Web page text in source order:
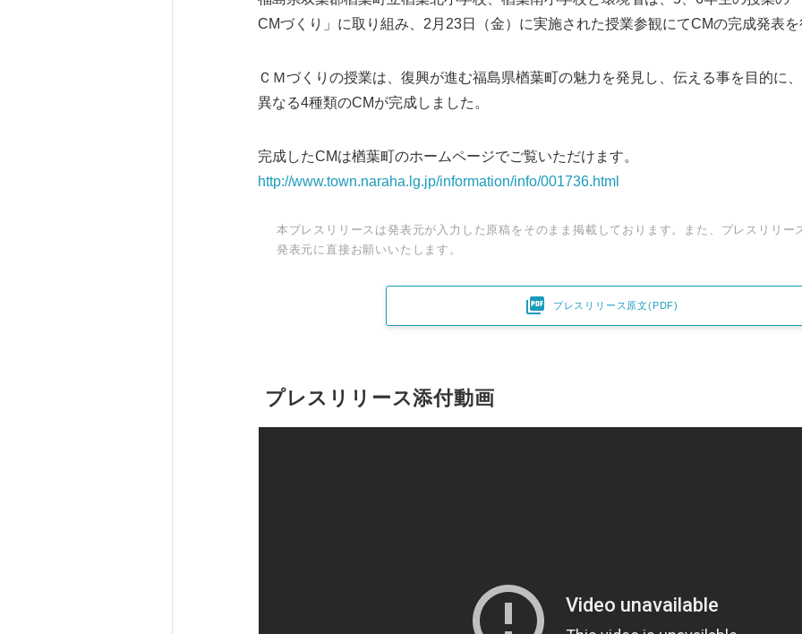
CMづくり」に取り組み、2月23日（金）に実施された授業参観にてCMの完成発表
ＣＭづくりの授業は、復興が進む福島県楢葉町の魅力を発見し、伝える事を目的に
異なる4種類のCMが完成しました。
完成したCMは楢葉町のホームページでご覧いただけます。
http://www.town.naraha.lg.jp/information/info/001736.html
本プレスリリースは発表元が入力した原稿をそのまま掲載しております。また、プレスリリー
発表元に直接お願いいたします。
 プレスリリース原文(PDF)
プレスリリース添付動画